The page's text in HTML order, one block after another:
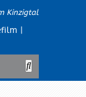
Kinzigtal
|